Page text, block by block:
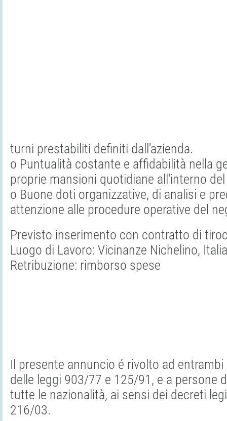
turni prestabiliti definiti dall'azienda.
o Puntualità costante e affidabilità nella
proprie mansioni quotidiane all'interno
o Buone doti organizzative, di analisi e
attenzione alle procedure operative del
Previsto inserimento con contratto di
Luogo di Lavoro: Vicinanze Nichelino, Italia
Retribuzione: rimborso spese
Il presente annuncio é rivolto ad
delle leggi 903/77 e 125/91, e a persone
tutte le nazionalità, ai sensi dei decreti
216/03.